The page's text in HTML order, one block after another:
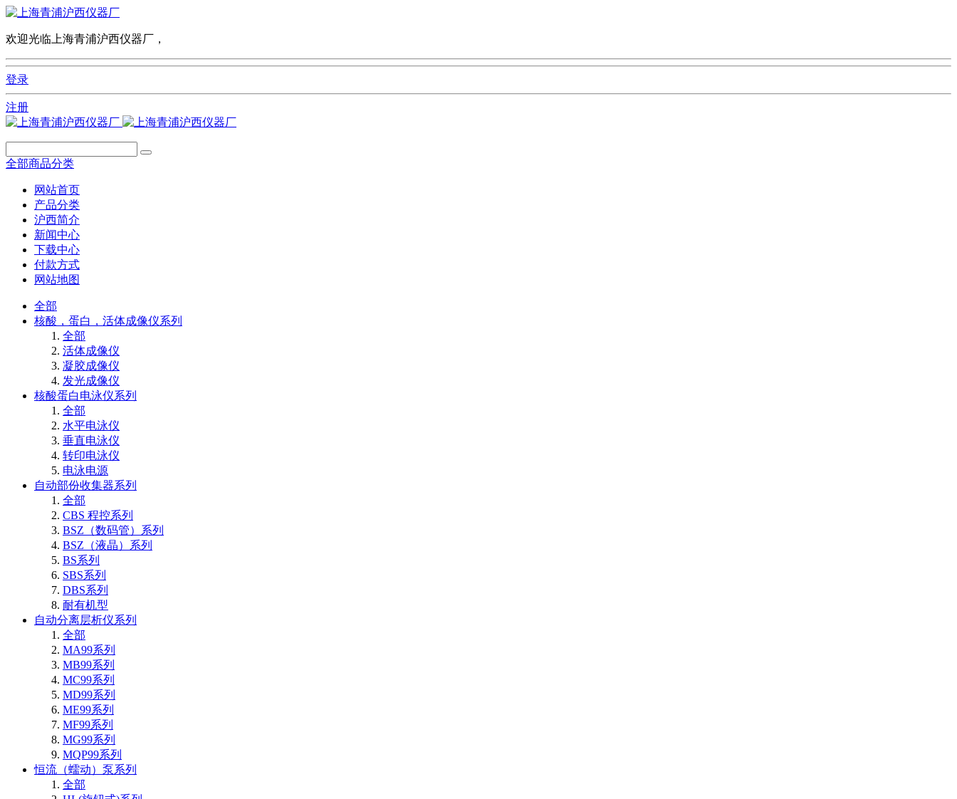
欢迎光临上海青浦沪西仪器厂，
登录
注册
全部商品分类
网站首页
产品分类
沪西简介
新闻中心
下载中心
付款方式
网站地图
全部
核酸，蛋白，活体成像仪系列
全部
活体成像仪
凝胶成像仪
发光成像仪
核酸蛋白电泳仪系列
全部
水平电泳仪
垂直电泳仪
转印电泳仪
电泳电源
自动部份收集器系列
全部
CBS 程控系列
BSZ（数码管）系列
BSZ（液晶）系列
BS系列
SBS系列
DBS系列
耐有机型
自动分离层析仪系列
全部
MA99系列
MB99系列
MC99系列
MD99系列
ME99系列
MF99系列
MG99系列
MQP99系列
恒流（蠕动）泵系列
全部